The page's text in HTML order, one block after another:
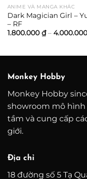
ANIME VÀ MANGA KHÁC
Dark Magician Girl –
– RF
1.800.000 ₫ – 4.000.000
Monkey Hobby
Monkey Hobby
showroom mô
tầm và cung cấp
giới.
Địa chỉ
18 đường số 5 Tạ